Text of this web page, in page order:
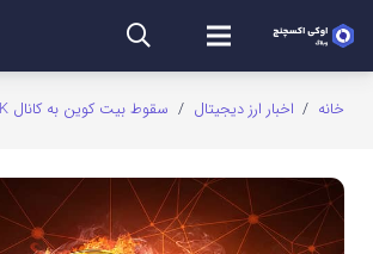
خانه / اخبار ارز دیجیتال / سقوط بیت کوین به کانال 17K